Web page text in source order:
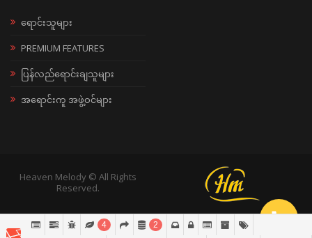
ရောင်းသူများ
PREMIUM FEATURES
ပြန်လည်ရောင်းချသူများ
အရောင်းကူ အဖွဲ့ဝင်များ
Heaven Melody © All Rights
Reserved.
4 2